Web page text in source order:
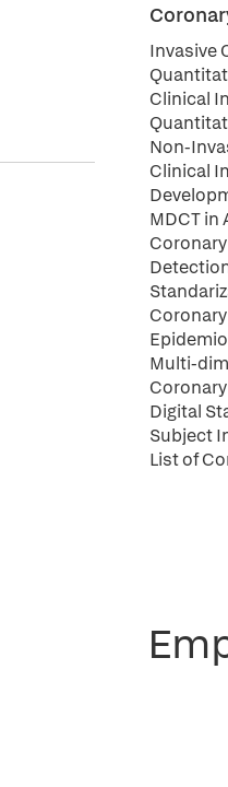
Invasive
Clinical
Non-
Clinical
MDCT in
Multi-
Digital
Subject
List of